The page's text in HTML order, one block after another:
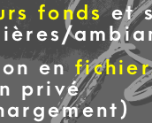
fondset
en
privé